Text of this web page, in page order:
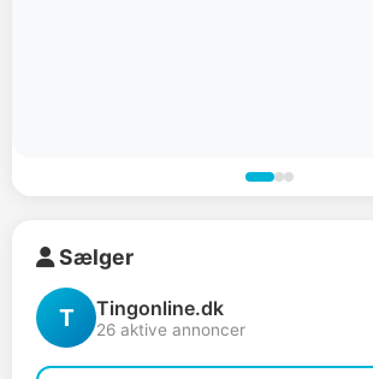
Sælger
T Tingonline.dk
26 aktive annoncer